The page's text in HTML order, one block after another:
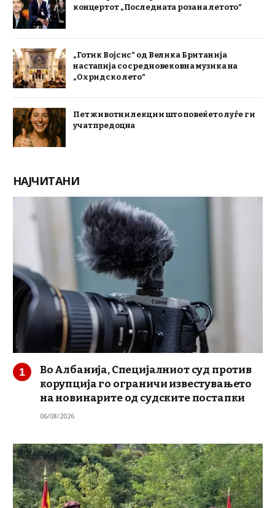
концертот „Последната роза на летото“
„Готик Војсис“ од Велика Британија
настапија со средновековна музика на
„Охридско лето“
Пет животни лекции што повеќето луѓе ги
учат предоцна
НАЈЧИТАНИ
Во Албанија, Специјалниот суд против
корупција го ограничи известувањето
на новинарите од судските постапки
06/08/2026